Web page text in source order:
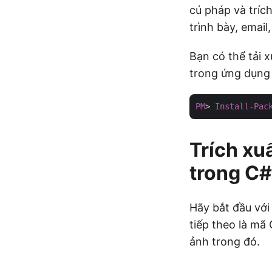
cú pháp và
trình bày,
Bạn có thể tải
trong ứng dụng
PM> Install-
Trích
trong C#
Hãy bắt đầu
tiếp theo là mã
ảnh trong đó.